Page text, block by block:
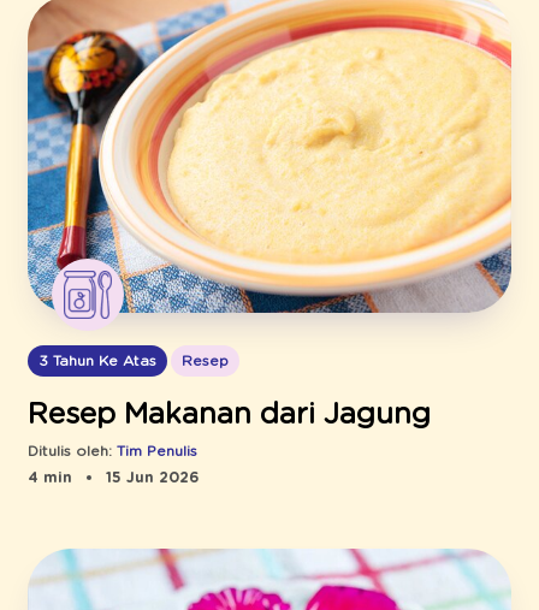
3 Tahun Ke Atas Resep
Resep Makanan dari Jagung
Ditulis oleh: Tim Penulis
4 min
15 Jun 2026